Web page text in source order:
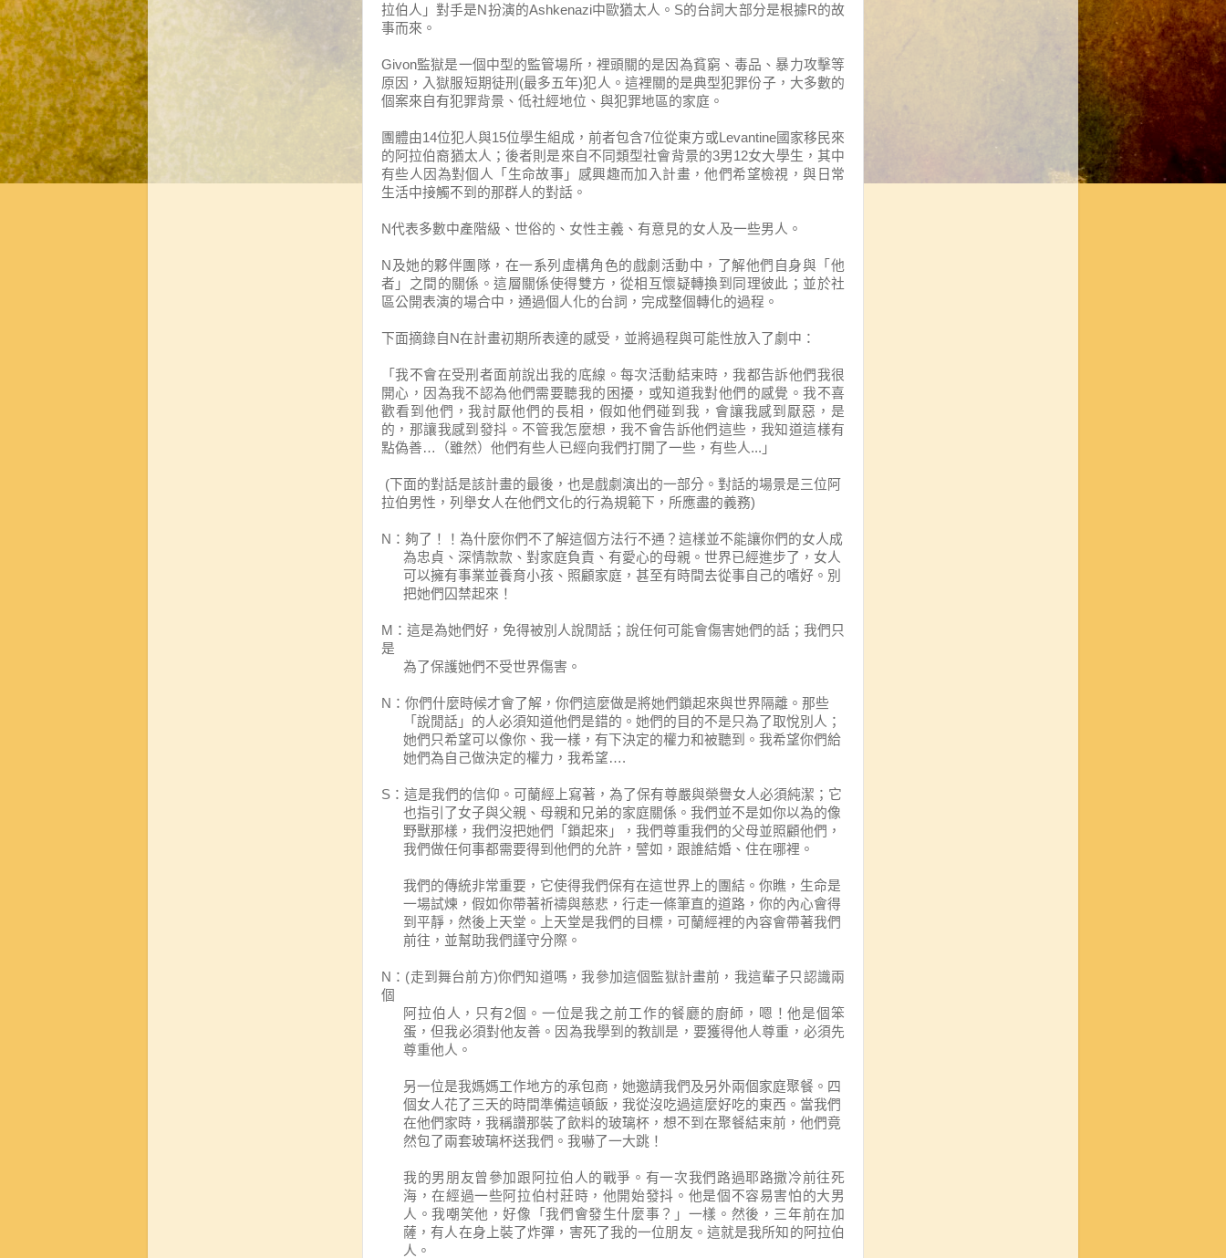
拉伯人」對手是N扮演的Ashkenazi中歐猶太人。 S的台詞大部分是根據R的故
事而來。
Givon監獄是一個中型的監管場所，裡頭關的是因為貧窮、毒品、暴力攻擊等
原因，入獄服短期徒刑 (最多五年)犯人。這裡關的是典型犯罪份子，大多數的
個案來自有犯罪背景、低社經地位、與犯罪地區的家庭。
團體由14位犯人與15位學生組成，前者包含7位從東方或Levantine國家移民來
的阿拉伯裔猶太人；後者則是來自不同類型社會背景的3男12女大學生，其中
有些人因為對個人「生命故事」感興趣而加入計畫，他們希望檢視，與日常
生活中接觸不到的那群人的對話。
N代表多數中產階級、世俗的、女性主義、有意見的女人及一些男人。
N及她的夥伴團隊，在一系列虛構角色的戲劇活動中，了解他們自身與「他
者」之間的關係。這層關係使得雙方，從相互懷疑轉換到同理彼此；並於社
區公開表演的場合中，通過個人化的台詞，完成整個轉化的過程。
下面摘錄自N在計畫初期所表達的感受，並將過程與可能性放入了劇中：
「我不會在受刑者面前說出我的底線。每次活動結束時，我都告訴他們我很
開心，因為我不認為他們需要聽我的困擾，或知道我對他們的感覺。我不喜
歡看到他們，我討厭他們的長相，假如他們碰到我，會讓我感到厭惡，是
的，那讓我感到發抖。不管我怎麼想，我不會告訴他們這些，我知道這樣有
點偽善… （雖然）他們有些人已經向我們打開了一些，有些人 ... 」
(下面的對話是該計畫的最後，也是戲劇演出的一部分。對話的場景是三位阿
拉伯男性，列舉女人在他們文化的行為規範下，所應盡的義務)
N ：夠了！！為什麼你們不了解這個方法行不通？這樣並不能讓你們的女人成
為忠貞、深情款款、對家庭負責、有愛心的母親。世界已經進步了，女人
可以擁有事業並養育小孩、照顧家庭，甚至有時間去從事自己的嗜好。 別
把她們囚禁起來！
M ：這是為她們好，免得被別人說閒話；說任何可能會傷害她們的話；我們只
是
為了保護她們不受世界傷害。
N ：你們什麼時候才會了解，你們這麼做是將她們鎖起來與世界隔離。那些
「說閒話」的人必須知道他們是錯的。她們的目的不是只為了取悅別人；
她們只希望可以像你、我一樣，有下決定的權力和被聽到。我希望你們給
她們為自己做決定的權力，我希望….
S ：這是我們的信仰。可蘭經上寫著，為了保有尊嚴與榮譽女人必須純潔；它
也指引了女子與父親、母親和兄弟的家庭關係。我們並不是如你以為的像
野獸那樣，我們沒把她們「鎖起來」，我們尊重我們的父母並照顧他們，
我們做任何事都需要得到他們的允許，譬如，跟誰結婚、住在哪裡。
我們的傳統非常重要，它使得我們保有在這世界上的團結。你瞧，生命是
一場試煉，假如你帶著祈禱與慈悲，行走一條筆直的道路，你的內心會得
到平靜，然後上天堂。上天堂是我們的目標，可蘭經裡的內容會帶著我們
前往，並幫助我們謹守分際。
N ： (走到舞台前方)你們知道嗎，我參加這個監獄計畫前，我這輩子只認識兩
個
阿拉伯人，只有2個。一位是我之前工作的餐廳的廚師，嗯！他是個笨
蛋，但我必須對他友善。因為我學到的教訓是，要獲得他人尊重，必須先
尊重他人。
另一位是我媽媽工作地方的承包商，她邀請我們及另外兩個家庭聚餐。四
個女人花了三天的時間準備這頓飯，我從沒吃過這麼好吃的東西。當我們
在他們家時，我稱讚那裝了飲料的玻璃杯，想不到在聚餐結束前，他們竟
然包了兩套玻璃杯送我們。我嚇了一大跳！
我的男朋友曾參加跟阿拉伯人的戰爭。有一次我們路過耶路撒冷前往死
海，在經過一些阿拉伯村莊時，他開始發抖。他是個不容易害怕的大男
人。我嘲笑他，好像「我們會發生什麼事？」一樣。然後，三年前在加
薩，有人在身上裝了炸彈，害死了我的一位朋友。這就是我所知的阿拉伯
人。